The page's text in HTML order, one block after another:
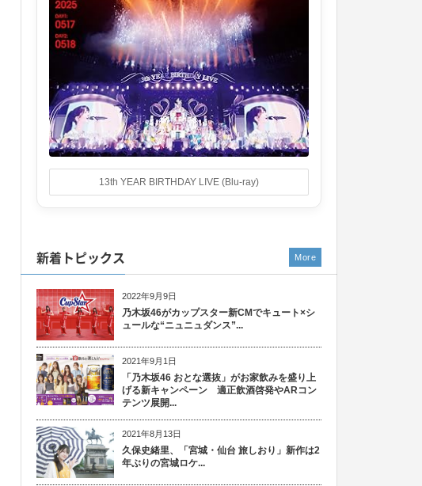
13th YEAR BIRTHDAY LIVE (Blu-ray)
新着トピックス
2022年9月9日
乃木坂46がカップスター新CMでキュート×シ
ュールな“ニュニュダンス”...
2021年9月1日
「乃木坂46 おとな選抜」がお家飲みを盛り上
げる新キャンペーン 適正飲酒啓発やARコン
テンツ展開...
2021年8月13日
久保史緒里、「宮城・仙台 旅しおり」新作は2
年ぶりの宮城ロケ...
More